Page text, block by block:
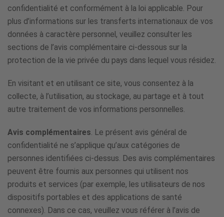
confidentialité et conformément à la loi applicable. Pour
plus d’informations sur les transferts internationaux de vos
données à caractère personnel, veuillez consulter les
sections de l’avis complémentaire ci-dessous sur la
protection de la vie privée du pays dans lequel vous résidez.
En visitant et en utilisant ce site, vous consentez à la
collecte, à l’utilisation, au stockage, au partage et à tout
autre traitement de vos informations personnelles.
Avis complémentaires. Le présent avis général de
confidentialité ne s’applique qu’aux catégories de
personnes identifiées ci-dessus. Des avis complémentaires
peuvent être fournis aux personnes qui utilisent nos
produits et services (par exemple, les utilisateurs de nos
dispositifs portables et des applications de santé
connexes). Dans ce cas, veuillez vous référer à l’avis de